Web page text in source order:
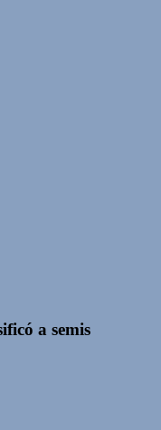
a semis